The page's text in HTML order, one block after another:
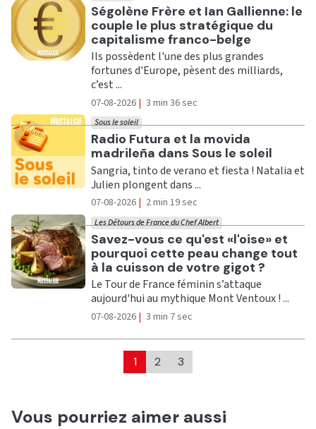
Ecouter
Ségolène Frère et Ian Gallienne: le
couple le plus stratégique du
capitalisme franco-belge
Ils possèdent l'une des plus grandes
fortunes d'Europe, pèsent des milliards,
c’est ...
07-08-2026 | 3 min 36 sec
Ecouter
Radio Futura et la movida
madrileña dans Sous le soleil
Sous le soleil
Sangria, tinto de verano et fiesta ! Natalia et
Julien plongent dans ...
07-08-2026 | 2 min 19 sec
Ecouter
Savez-vous ce qu'est «l'oise» et
pourquoi cette peau change tout
à la cuisson de votre gigot ?
Les Détours de France du Chef Albert
Le Tour de France féminin s’attaque
aujourd'hui au mythique Mont Ventoux ! ...
07-08-2026 | 3 min 7 sec
1 2 3
Vous pourriez aimer aussi